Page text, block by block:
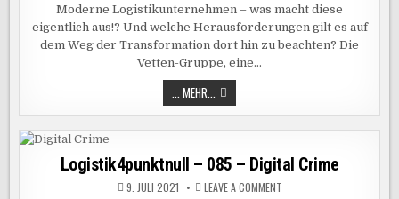
–
–
HERAUSFORDERUNGEN
IM
Moderne Logistikunternehmen – was macht diese
eigentlich aus!? Und welche Herausforderungen gilt es auf
dem Weg der Transformation dort hin zu beachten? Die
Vetten-Gruppe, eine…
... MEHR... LOGISTIK4PUNKTNULL
–
086
–
MODERNEN
LOGISTIKUNTERNEHMEN
Logistik4punktnull – 085 – Digital Crime
9. JULI 2021 LEAVE A COMMENTON